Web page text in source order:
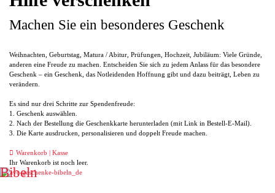
Machen Sie ein besonderes Geschenk
Weihnachten, Geburtstag, Matura / Abitur, Prüfungen, Hochzeit, Jubiläum: Viele Gründe,
anderen eine Freude zu machen. Entscheiden Sie sich zu jedem Anlass für das besondere
Geschenk – ein Geschenk, das Notleidenden Hoffnung gibt und dazu beiträgt, Leben zu
verändern.
Es sind nur drei Schritte zur Spendenfreude:
1. Geschenk auswählen.
2. Nach der Bestellung die Geschenkkarte herunterladen (mit Link in Bestell-E-Mail).
3. Die Karte ausdrucken, personalisieren und doppelt Freude machen.
Warenkorb | Kasse
Ihr Warenkorb ist noch leer.
Bibeln